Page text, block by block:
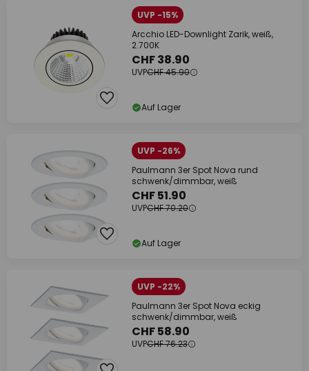
UVP -15%
Arcchio LED-Downlight Zarik, weiß,
2.700K
CHF 38.90
UVPCHF 45.90
Auf Lager
UVP -26%
Paulmann 3er Spot Nova rund
schwenk/dimmbar, weiß
CHF 51.90
UVPCHF 70.20
Auf Lager
UVP -22%
Paulmann 3er Spot Nova eckig
schwenk/dimmbar, weiß
CHF 58.90
UVPCHF 76.23